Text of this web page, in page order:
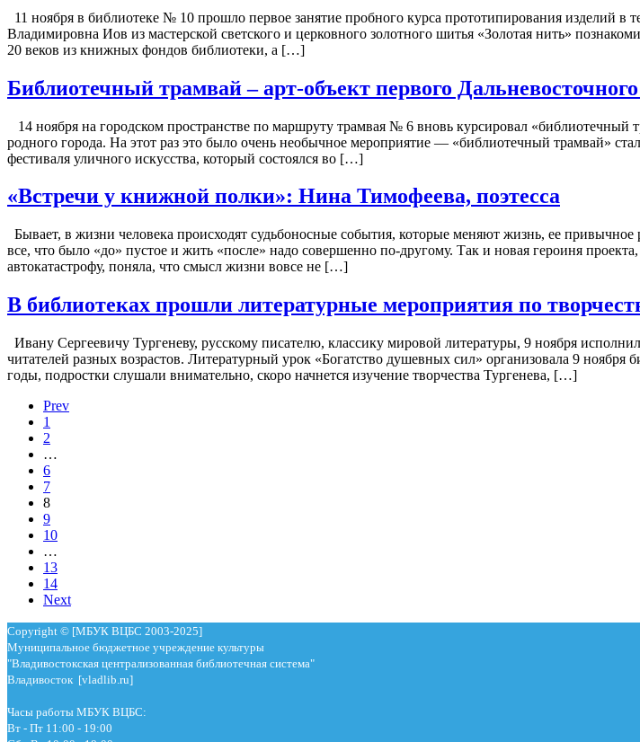
11 ноября в библиотеке № 10 прошло первое занятие пробного курса прототипирования изделий
Владимировна Иов из мастерской светского и церковного золотного шитья «Золотая нить»
20 веков из книжных фондов библиотеки, а […]
Библиотечный трамвай – арт-объект первого
14 ноября на городском пространстве по маршруту трамвая № 6 вновь курсировал
родного города. На этот раз это было очень необычное мероприятие — «библиотечный трамвай»
фестиваля уличного искусства, который состоялся во […]
«Встречи у книжной полки»: Нина Тимофеева, поэтесса
Бывает, в жизни человека происходят судьбоносные события, которые меняют жизнь, ее
все, что было «до» пустое и жить «после» надо совершенно по-другому. Так и новая героиня
автокатастрофу, поняла, что смысл жизни вовсе не […]
В библиотеках прошли литературные мероприятия по
Ивану Сергеевичу Тургеневу, русскому писателю, классику мировой литературы, 9 ноября
читателей разных возрастов. Литературный урок «Богатство душевных сил» организовала 9
годы, подростки слушали внимательно, скоро начнется изучение творчества Тургенева, […]
Prev
1
2
…
6
7
8
9
10
…
13
14
Next
Copyright © [МБУК ВЦБС 2003-2025]
Муниципальное бюджетное учреждение культуры
"Владивостокская централизованная библиотечная система"
Владивосток [vladlib.ru]
Часы работы МБУК ВЦБС:
Вт - Пт 11:00 - 19:00